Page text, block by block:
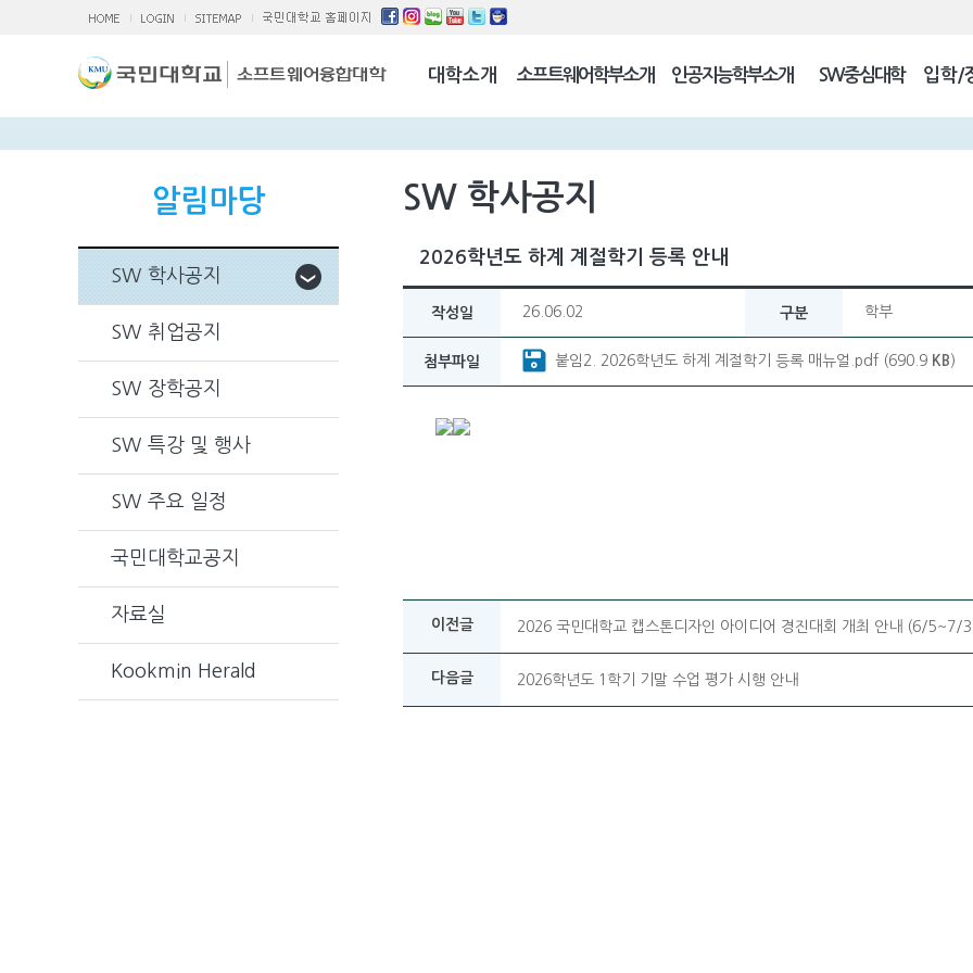
대학소개
소융대Q/A
찾아오시는 길 소프트웨어학부소개 인공지능학부소개 SW중심대학 입학/
알림마당
SW 학사공지
SW 취업공지
SW 장학공지
SW 특강 및 행사
SW 주요 일정
국민대학교공지
자료실
Kookmin Herald
SW 학사공지
2026학년도 하계 계절학기 등록 안내
작성일 26.06.02 구분 학부
첨부파일 붙임2. 2026학년도 하계 계절학기 등록 매뉴얼.pdf (690.9 KB )
이전글 2026 국민대학교 캡스톤디자인 아이디어 경진대회 개최 안내 (6/5~7/
다음글 2026학년도 1학기 기말 수업 평가 시행 안내